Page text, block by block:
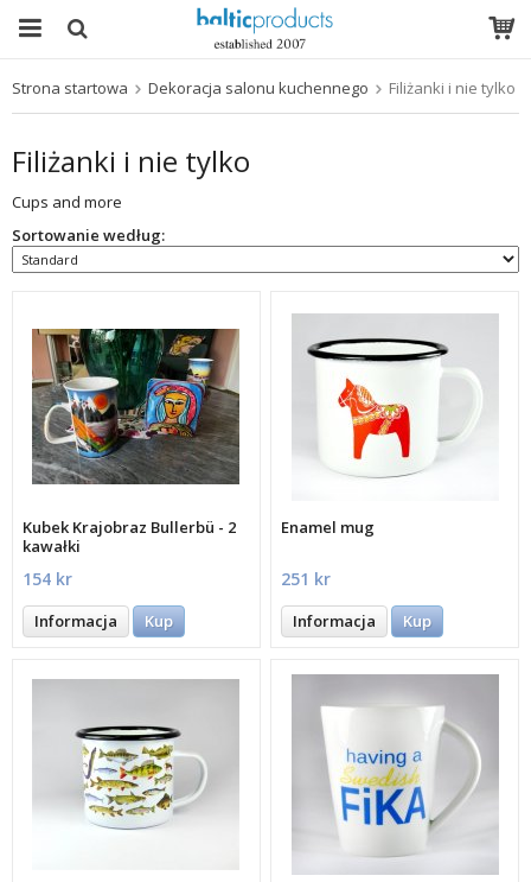
Strona startowa Dekoracja salonu kuchennego Filiżanki i nie tylko
Filiżanki i nie tylko
Cups and more
Sortowanie według:
Kubek Krajobraz Bullerbü - 2
kawałki
154 kr
Informacja Kup
Enamel mug
251 kr
Informacja Kup